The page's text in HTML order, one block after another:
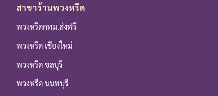
สาขาร้านพวงหรีด
พวงหรีดกทม.ส่งฟรี
พวงหรีด เชียงใหม่
พวงหรีด ชลบุรี
พวงหรีด นนทบุรี